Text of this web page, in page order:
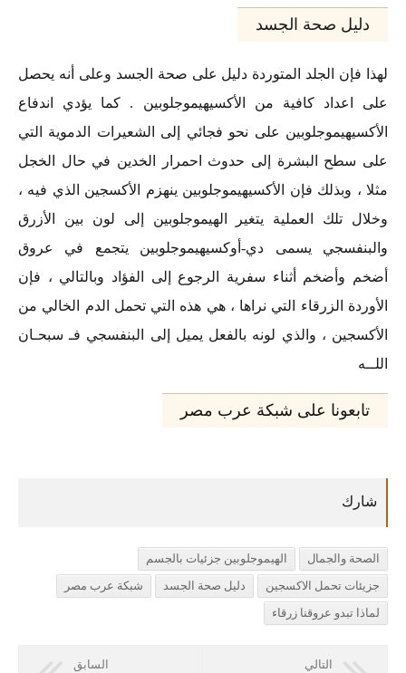
دليل صحة الجسد
لهذا فإن الجلد المتوردة دليل على صحة الجسد وعلى أنه يحصل
على اعداد كافية من الأكسيهيموجلوبين . كما يؤدي اندفاع
الأكسيهيموجلوبين على نحو فجائي إلى الشعيرات الدموية التي
على سطح البشرة إلى حدوث احمرار الخدين في حال الخجل
مثلا ، وبذلك فإن الأكسيهيموجلوبين ينهزم الأكسجين الذي فيه ،
وخلال تلك العملية يتغير الهيموجلوبين إلى لون بين الأزرق
والبنفسجي يسمى دي-أوكسيهيموجلوبين يتجمع في عروق
أضخم وأضخم أثناء سفرية الرجوع إلى الفؤاد وبالتالي ، فإن
الأوردة الزرقاء التي نراها ، هي هذه التي تحمل الدم الخالي من
الأكسجين ، والذي لونه بالفعل يميل إلى البنفسجي فـ سبحـان
اللــه
تابعونا على شبكة عرب مصر
الصحة والجمال
الهيموجلوبين جزئيات بالجسم
جزيئات تحمل الاكسجين
دليل صحة الجسد
شبكة عرب مصر
لماذا تبدو عروقنا زرقاء
التالي السابق